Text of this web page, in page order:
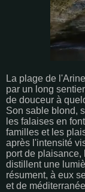
La plage de
par un long
de douceur à
Son sable blond,
les falaises en
familles et les
après l'intensité
port de plaisance,
distillent une
résument, à eux
et de